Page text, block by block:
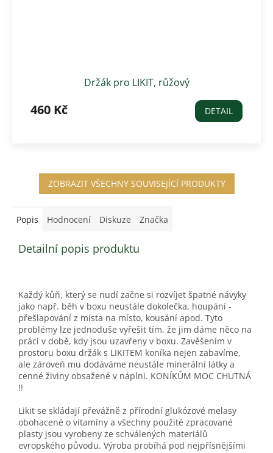
Držák pro LIKIT, růžový
460 Kč DETAIL
ZOBRAZIT VŠECHNY SOUVISEJÍCÍ PRODUKTY
Popis Hodnocení Diskuze Značka
Detailní popis produktu
Každý kůň, který se nudí začne si rozvíjet špatné návyky
jako např. běh v boxu neustále dokolečka, houpání -
přešlapování z místa na místo, kousání apod. Tyto
problémy lze jednoduše vyřešit tím, že jim dáme něco na
práci v době, kdy jsou uzavřeny v boxu. Zavěšením v
prostoru boxu držák s LIKITEM koníka nejen zabavíme,
ale zároveň mu dodáváme neustále minerální látky a
cenné živiny obsažené v náplni. KONÍKŮM MOC CHUTNÁ
!!
Likit se skládají převážně z přírodní glukózové melasy
obohacené o vitamíny a všechny použité zpracované
plasty jsou vyrobeny ze schválených materiálů
evropského původu. Výroba probíhá pod nejpřísnějšími